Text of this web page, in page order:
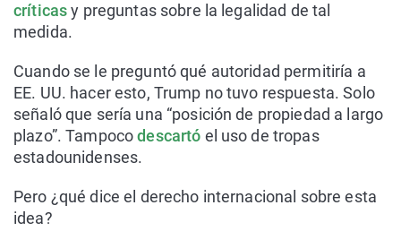
críticasy preguntas sobre la legalidad de tal
medida.
Cuando se le preguntó qué autoridad permitiría a
EE. UU. hacer esto, Trump no tuvo respuesta. Solo
señaló que sería una “posición de propiedad a largo
plazo”. Tampocodescartó el uso de tropas
estadounidenses.
Pero ¿qué dice el derecho internacional sobre esta
idea?